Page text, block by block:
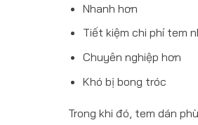
Nhanh hơn
Tiết kiệm chi phí tem
Chuyên nghiệp hơn
Khó bị bong tróc
Trong khi đó, tem dán